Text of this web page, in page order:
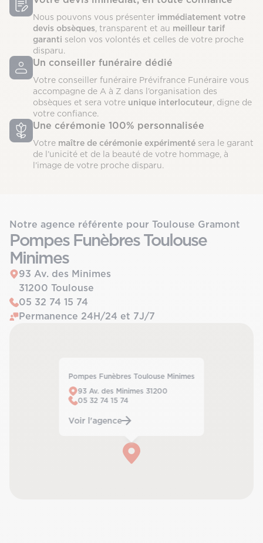
Nous pouvons vous présenter immédiatement votre
devis obsèques , transparent et au meilleur tarif
garanti selon vos volontés et celles de votre proche
disparu.
Un conseiller funéraire dédié
Votre conseiller funéraire Prévifrance Funéraire vous
accompagne de A à Z dans l’organisation des
obsèques et sera votre unique interlocuteur , digne de
votre confiance.
Une cérémonie 100% personnalisée
Votre maître de cérémonie expérimenté sera le garant
de l’unicité et de la beauté de votre hommage, à
l’image de votre proche disparu.
Pompes Funèbres Toulouse Minimes
93 Av. des Minimes 31200
05 32 74 15 74
Voir l'agence
Notre agence référente pour Toulouse Gramont
Pompes Funèbres Toulouse
Minimes
93 Av. des Minimes
31200 Toulouse
05 32 74 15 74
Permanence 24H/24 et 7J/7